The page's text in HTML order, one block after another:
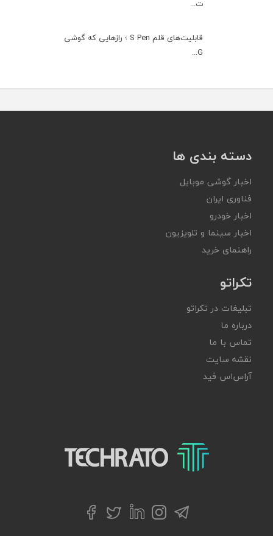
ت...
قابلیت‌های قلم S Pen ؛ رازهایی که گوشی
G...
دسته بندی ها
اخبار گوشی موبایل
فناوری ایران
اخبار خودرو
اخبار سینما و تلویزیون
راهنمای خرید
تکراتو
تبلیغات در تکراتو
درباره ما
تماس با ما
نقشه سایت
آر‌اس‌اس فید
تکراتو – زندگی با تکنولوژی
تلگراماینستاگرام
لینکداینتوییترفیسبوک